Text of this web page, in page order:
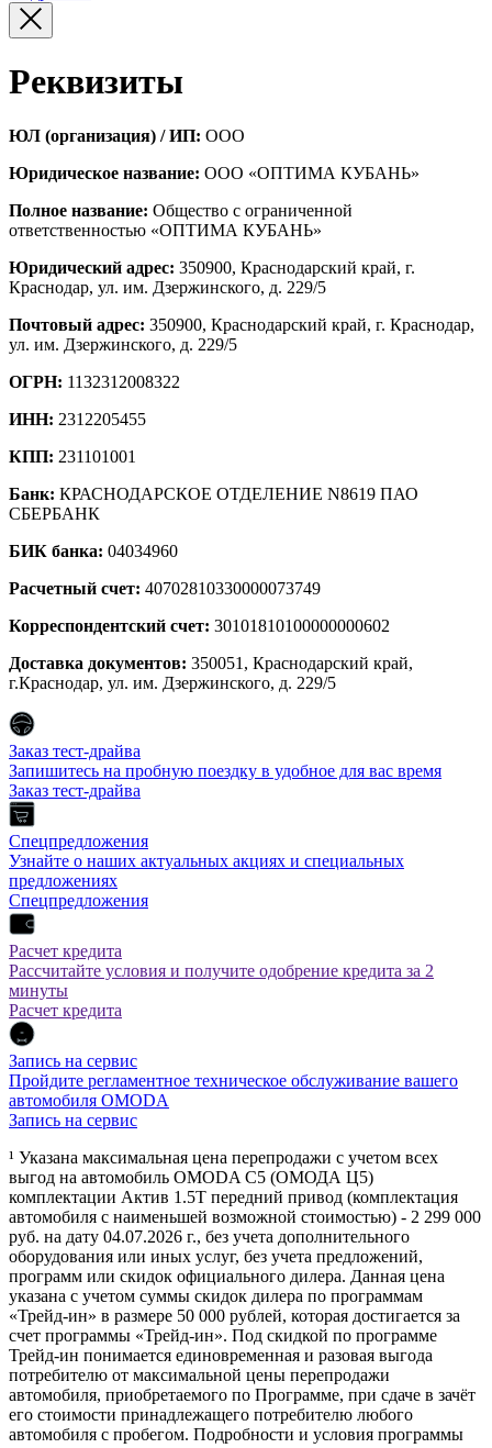
Реквизиты
ЮЛ (организация) / ИП: ООО
Юридическое название: ООО «ОПТИМА КУБАНЬ»
Полное название: Общество с ограниченной
ответственностью «ОПТИМА КУБАНЬ»
Юридический адрес: 350900, Краснодарский край, г.
Краснодар, ул. им. Дзержинского, д. 229/5
Почтовый адрес: 350900, Краснодарский край, г. Краснодар,
ул. им. Дзержинского, д. 229/5
ОГРН: 1132312008322
ИНН: 2312205455
КПП: 231101001
Банк: КРАСНОДАРСКОЕ ОТДЕЛЕНИЕ N8619 ПАО
СБЕРБАНК
БИК банка: 04034960
Расчетный счет: 40702810330000073749
Корреспондентский счет: 30101810100000000602
Доставка документов: 350051, Краснодарский край,
г.Краснодар, ул. им. Дзержинского, д. 229/5
Заказ тест-драйва
Запишитесь на пробную поездку в удобное для вас время
Заказ тест-драйва
Спецпредложения
Узнайте о наших актуальных акциях и специальных
предложениях
Спецпредложения
Расчет кредита
Рассчитайте условия и получите одобрение кредита за 2
минуты
Расчет кредита
Запись на сервис
Пройдите регламентное техническое обслуживание вашего
автомобиля OMODA
Запись на сервис
¹ Указана максимальная цена перепродажи с учетом всех
выгод на автомобиль OMODA C5 (ОМОДА Ц5)
комплектации Актив 1.5Т передний привод (комплектация
автомобиля с наименьшей возможной стоимостью) - 2 299 000
руб. на дату 04.07.2026 г., без учета дополнительного
оборудования или иных услуг, без учета предложений,
программ или скидок официального дилера. Данная цена
указана с учетом суммы скидок дилера по программам
«Трейд-ин» в размере 50 000 рублей, которая достигается за
счет программы «Трейд-ин». Под скидкой по программе
Трейд-ин понимается единовременная и разовая выгода
потребителю от максимальной цены перепродажи
автомобиля, приобретаемого по Программе, при сдаче в зачёт
его стоимости принадлежащего потребителю любого
автомобиля с пробегом. Подробности и условия программы